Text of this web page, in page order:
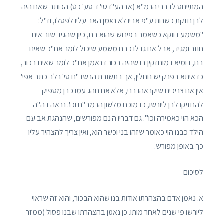
המתייחס לדברי הרמ"א (אבהע"ז סי' ד סע' כט) הכותב שאם היה
לבן חזקת כשרות ע"פ אביו לא נאמן האב עליו לפסלו, וז"ל:
"משמע דווקא כשאמר בפירוש שהוא בנו, כיון שהגיד שוב אינו
חוזר ומגיד, אבל אם גדלו כבנו משמע שיכול לומר אח"כ שאינו
בנו, דומיא דמוחזקין בו שהיה בכור דנאמן אח"כ לומר שאינו בכור,
כדאיתא בפרק יש נוחלין, אך בתשובת הרשד"ם סי' רלב כתב אפי'
אין אנו צריכים שיקראהו בני, אלא אם נוהג עמו כבן מספיק
להחזיקו לבן ליורשו, כדמוכח מלשון הרמב"ם וכו'. נראה דה"ה
הכא הוי כאמירה וכו'". גם דבריו הינם מפורשים, שהנהגת אב עם
הילד כבנו הוי כאומר שזהו בני וכשר הוא, ואין צריך להצהיר עליו
כך באופן מפורש.
לסיכום
א. נאמן אדם בהצהרתו אודות בנו שהוא הבכור, והוא זה שראוי
ליורשו פי שנים לאחר מותו. כן נאמן בהצהרתו שבנו פסול (ממזר